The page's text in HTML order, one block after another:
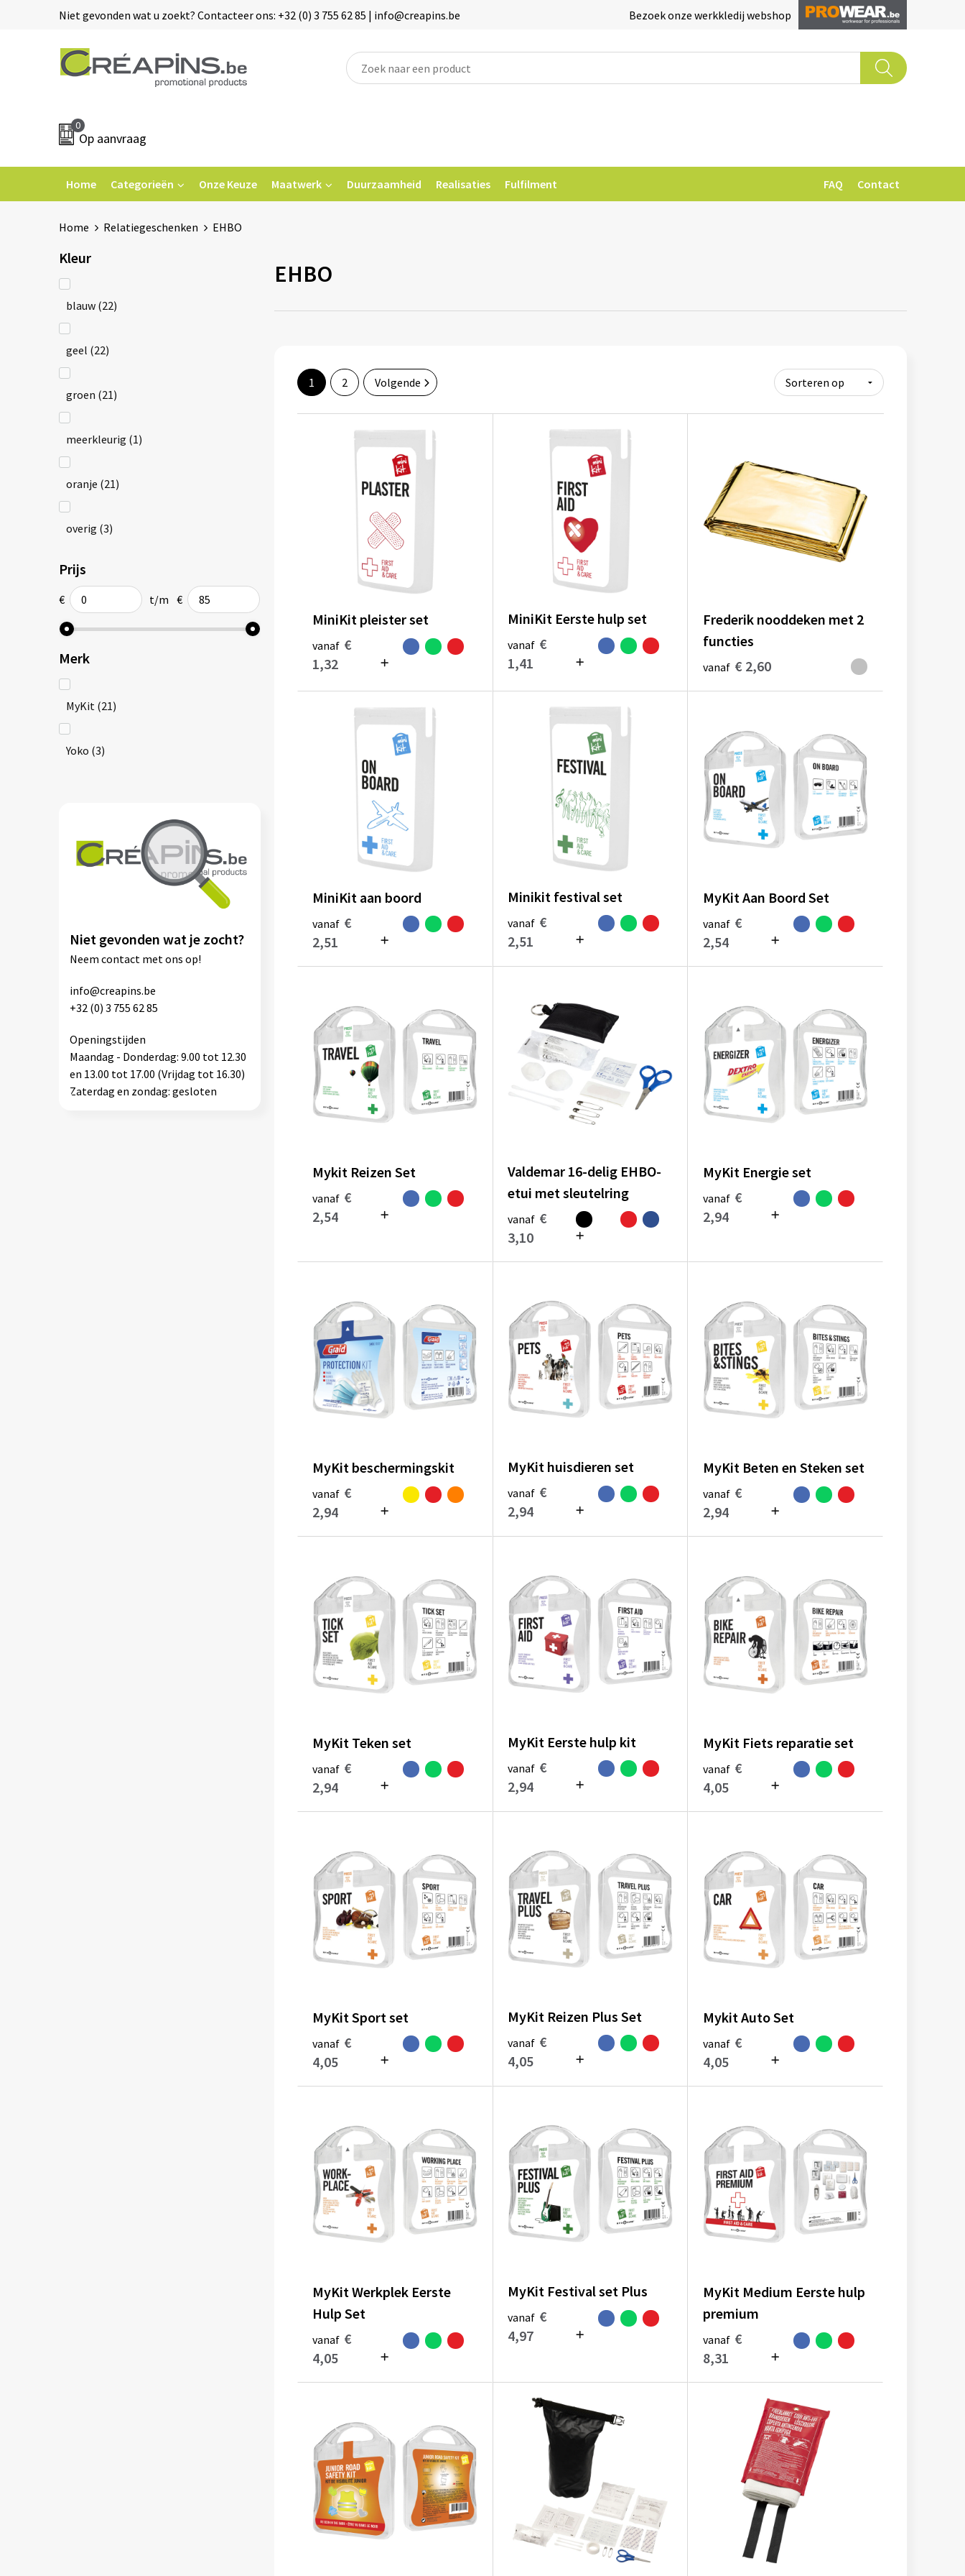
Niet gevonden wat u zoekt? Contacteer ons: +32 (0) 3 755 62 85 | info@creapins.be Bezoek onze werkkledij webshop
0
Op aanvraag
Home Categorieën Onze Keuze Maatwerk Duurzaamheid Realisaties Fulfilment FAQ Contact
Home Relatiegeschenken EHBO
Kleur
blauw (22)
geel (22)
groen (21)
meerkleurig (1)
oranje (21)
overig (3)
rood
roze(21)
wit(22)
zwart (23)
Prijs
€ t/m €
Merk
MyKit (21)
Yoko (3)
Niet gevonden wat je zocht?
Neem contact met ons op!
info@creapins.be
+32 (0) 3 755 62 85
Openingstijden
Maandag - Donderdag: 9.00 tot 12.30
en 13.00 tot 17.00 (Vrijdag tot 16.30)
Zaterdag en zondag: gesloten
EHBO
1 2 Volgende
MiniKit pleister set
vanaf €
1,32
MiniKit Eerste hulp set
vanaf €
1,41
Frederik nooddeken met 2
functies
vanaf € 2,60
MiniKit aan boord
vanaf €
2,51
Minikit festival set
vanaf €
2,51
MyKit Aan Boord Set
vanaf €
2,54
Mykit Reizen Set
vanaf €
2,54
Valdemar 16-delig EHBO-
etui met sleutelring
vanaf €
3,10
MyKit Energie set
vanaf €
2,94
MyKit beschermingskit
vanaf €
2,94
MyKit huisdieren set
vanaf €
2,94
MyKit Beten en Steken set
vanaf €
2,94
MyKit Teken set
vanaf €
2,94
MyKit Eerste hulp kit
vanaf €
2,94
MyKit Fiets reparatie set
vanaf €
4,05
MyKit Sport set
vanaf €
4,05
MyKit Reizen Plus Set
vanaf €
4,05
Mykit Auto Set
vanaf €
4,05
MyKit Werkplek Eerste
Hulp Set
vanaf €
4,05
MyKit Festival set Plus
vanaf €
4,97
MyKit Medium Eerste hulp
premium
vanaf €
8,31